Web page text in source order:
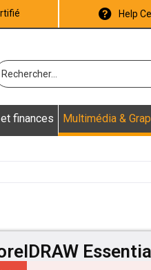
Help
finances Multimédia &